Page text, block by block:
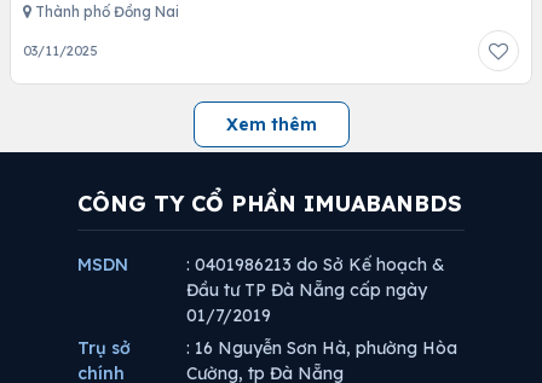
Thành phố Đồng Nai
03/11/2025
Xem thêm
CÔNG TY CỔ PHẦN IMUABANBDS
MSDN
: 0401986213 do Sở Kế hoạch &
Đầu tư TP Đà Nẵng cấp ngày
01/7/2019
Trụ sở
chính
: 16 Nguyễn Sơn Hà, phường Hòa
Cường, tp Đà Nẵng